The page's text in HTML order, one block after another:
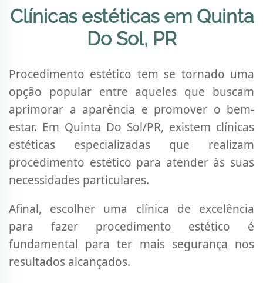
Clínicas estéticas em Quinta
Do Sol, PR
Procedimento estético tem se tornado uma
opção popular entre aqueles que buscam
aprimorar a aparência e promover o bem-
estar. Em Quinta Do Sol/PR, existem clínicas
estéticas especializadas que realizam
procedimento estético para atender às suas
necessidades particulares.
Afinal, escolher uma clínica de excelência
para fazer procedimento estético é
fundamental para ter mais segurança nos
resultados alcançados.